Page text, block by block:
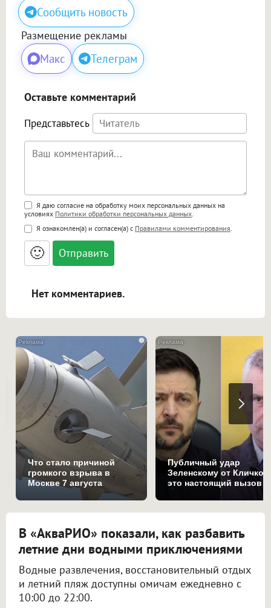
Сообщить новость
Размещение рекламы
Макс Телеграм
Оставьте комментарий
Представьтесь
Поддержка HTML
<b>, <strong>, <u>, <i>, <em>, <s>, <big>,
<small>, <sup>, <sub>, <pre>, <ul>, <ol>, <li>,
<blockquote>, <code> экранирует HTML,
адреса URL автоматически становятся
ссылками, и [img]адрес[/img] будет
Я даю согласие на обработку моих персональных данных на
условиях Политики обработки персональных данных.
Я ознакомлен(а) и согласен(а) с Правилами комментирования.
🙂
Нет комментариев.
i
Что стало причиной
громкого взрыва в
Москве 7 августа
Публичный удар
Зеленскому от Кличко:
это настоящий вызов
В «АкваРИО» показали, как разбавить
летние дни водными приключениями
Водные развлечения, восстановительный отдых
и летний пляж доступны омичам ежедневно с
10:00 до 22:00.